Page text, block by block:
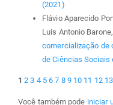
(2021)
Flávio Aparecido
Luis Antonio
comercialização
de Ciências Sociais
1 2 3 4 5 6 7 8 9 10 11 12 13
Você também pode iniciar